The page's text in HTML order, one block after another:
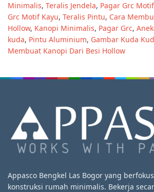
Minimalis, Teralis Jendela, Pagar Grc
Grc Motif Kayu, Teralis Pintu, Cara
Hollow, Kanopi Minimalis, Pagar Grc,
kuda, Pintu Aluminium, Gambar Kuda
Membuat Kanopi Dari Besi Hollow
Appasco Bengkel Las Bogor yang
konstruksi rumah minimalis. Bekerja